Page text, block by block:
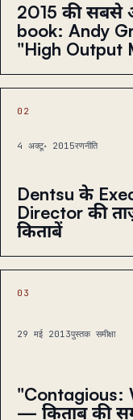
2015 की सबसे
book: Andy
"High Output
02
4 अक्टू॰ 2015रणनीति
Dentsu के
Director की
किताबें
03
29 मई 2013पुस्तक समीक्षा
"Contagious:
— किताब की